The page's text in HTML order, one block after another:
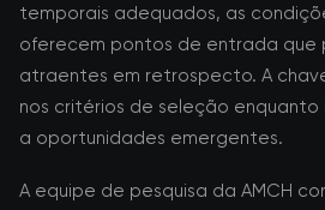
temporais adequados, as
oferecem pontos de entrada que
atraentes em retrospecto. A
nos critérios de seleção
a oportunidades emergentes.
A equipe de pesquisa da AMCH